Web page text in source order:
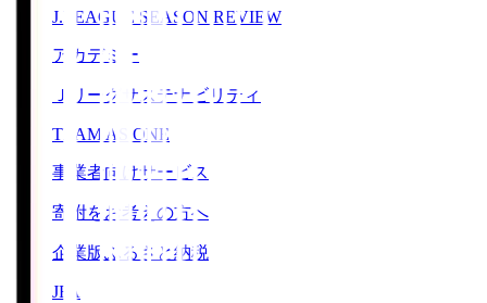
J.LEAGUE SEASON REVIEW
アカデミー
Ｊリーグサステナビリティ
TEAM AS ONE
事業者向けサービス
寄附をお考えの方へ
企業版ふるさと納税
JFA